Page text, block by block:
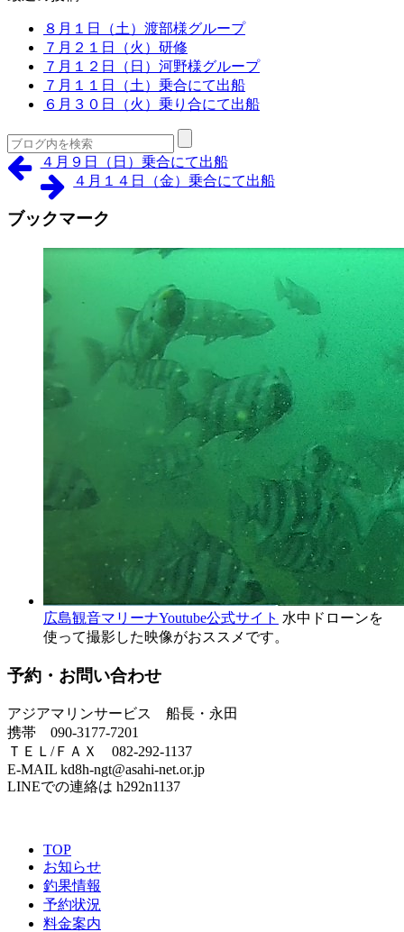
８月１日（土）渡部様グループ
７月２１日（火）研修
７月１２日（日）河野様グループ
７月１１日（土）乗合にて出船
６月３０日（火）乗り合にて出船
４月９日（日）乗合にて出船
４月１４日（金）乗合にて出船
ブックマーク
広島観音マリーナYoutube公式サイト 水中ドローンを
使って撮影した映像がおススメです。
予約・お問い合わせ
アジアマリンサービス 船長・永田
携帯 090-3177-7201
ＴＥＬ/ＦＡＸ 082-292-1137
E-MAIL kd8h-ngt@asahi-net.or.jp
LINEでの連絡は h292n1137
TOP
お知らせ
釣果情報
予約状況
料金案内